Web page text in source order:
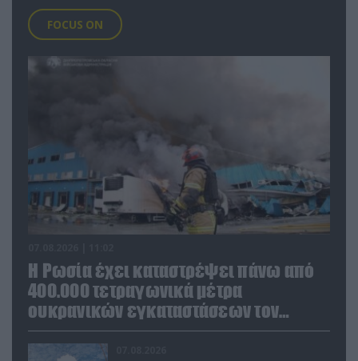
FOCUS ON
Η Ρωσία έχει καταστρέψει πάνω από
400.000 τετραγωνικά μέτρα
ουκρανικών εγκαταστάσεων τον
Ιούλιο